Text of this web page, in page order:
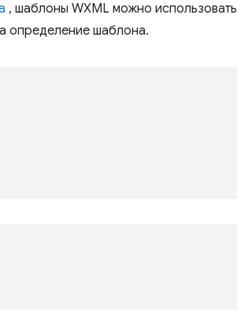
, шаблоны WXML можно использовать
определение шаблона.